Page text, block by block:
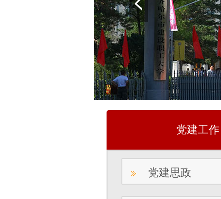
党建工作
党建思政